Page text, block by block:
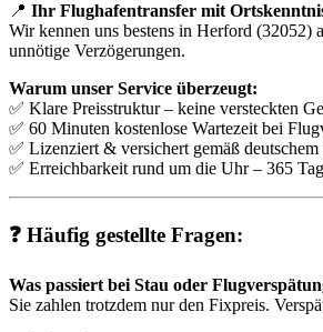
📍 Ihr Flughafentransfer mit
Wir kennen uns bestens in Herford
unnötige Verzögerungen.
Warum unser Service überzeugt:
✅ Klare Preisstruktur – keine versteckten
✅ 60 Minuten kostenlose Wartezeit bei
✅ Lizenziert & versichert gemäß deutschem
✅ Erreichbarkeit rund um die Uhr – 365
❓ Häufig gestellte Fragen:
Was passiert bei Stau oder
Sie zahlen trotzdem nur den Fixpreis.